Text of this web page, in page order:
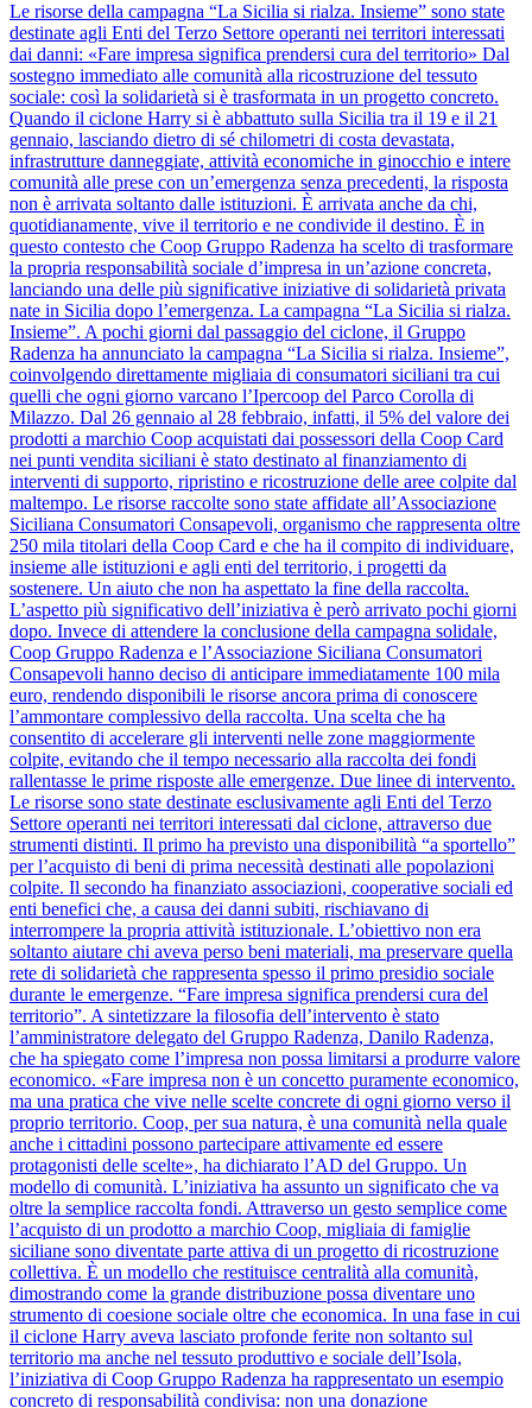
Le risorse della campagna “La Sicilia si rialza. Insieme” sono state
destinate agli Enti del Terzo Settore operanti nei territori interessati
dai danni: «Fare impresa significa prendersi cura del territorio» Dal
sostegno immediato alle comunità alla ricostruzione del tessuto
sociale: così la solidarietà si è trasformata in un progetto concreto.
Quando il ciclone Harry si è abbattuto sulla Sicilia tra il 19 e il 21
gennaio, lasciando dietro di sé chilometri di costa devastata,
infrastrutture danneggiate, attività economiche in ginocchio e intere
comunità alle prese con un’emergenza senza precedenti, la risposta
non è arrivata soltanto dalle istituzioni. È arrivata anche da chi,
quotidianamente, vive il territorio e ne condivide il destino. È in
questo contesto che Coop Gruppo Radenza ha scelto di trasformare
la propria responsabilità sociale d’impresa in un’azione concreta,
lanciando una delle più significative iniziative di solidarietà privata
nate in Sicilia dopo l’emergenza. La campagna “La Sicilia si rialza.
Insieme”. A pochi giorni dal passaggio del ciclone, il Gruppo
Radenza ha annunciato la campagna “La Sicilia si rialza. Insieme”,
coinvolgendo direttamente migliaia di consumatori siciliani tra cui
quelli che ogni giorno varcano l’Ipercoop del Parco Corolla di
Milazzo. Dal 26 gennaio al 28 febbraio, infatti, il 5% del valore dei
prodotti a marchio Coop acquistati dai possessori della Coop Card
nei punti vendita siciliani è stato destinato al finanziamento di
interventi di supporto, ripristino e ricostruzione delle aree colpite dal
maltempo. Le risorse raccolte sono state affidate all’Associazione
Siciliana Consumatori Consapevoli, organismo che rappresenta oltre
250 mila titolari della Coop Card e che ha il compito di individuare,
insieme alle istituzioni e agli enti del territorio, i progetti da
sostenere. Un aiuto che non ha aspettato la fine della raccolta.
L’aspetto più significativo dell’iniziativa è però arrivato pochi giorni
dopo. Invece di attendere la conclusione della campagna solidale,
Coop Gruppo Radenza e l’Associazione Siciliana Consumatori
Consapevoli hanno deciso di anticipare immediatamente 100 mila
euro, rendendo disponibili le risorse ancora prima di conoscere
l’ammontare complessivo della raccolta. Una scelta che ha
consentito di accelerare gli interventi nelle zone maggiormente
colpite, evitando che il tempo necessario alla raccolta dei fondi
rallentasse le prime risposte alle emergenze. Due linee di intervento.
Le risorse sono state destinate esclusivamente agli Enti del Terzo
Settore operanti nei territori interessati dal ciclone, attraverso due
strumenti distinti. Il primo ha previsto una disponibilità “a sportello”
per l’acquisto di beni di prima necessità destinati alle popolazioni
colpite. Il secondo ha finanziato associazioni, cooperative sociali ed
enti benefici che, a causa dei danni subiti, rischiavano di
interrompere la propria attività istituzionale. L’obiettivo non era
soltanto aiutare chi aveva perso beni materiali, ma preservare quella
rete di solidarietà che rappresenta spesso il primo presidio sociale
durante le emergenze. “Fare impresa significa prendersi cura del
territorio”. A sintetizzare la filosofia dell’intervento è stato
l’amministratore delegato del Gruppo Radenza, Danilo Radenza,
che ha spiegato come l’impresa non possa limitarsi a produrre valore
economico. «Fare impresa non è un concetto puramente economico,
ma una pratica che vive nelle scelte concrete di ogni giorno verso il
proprio territorio. Coop, per sua natura, è una comunità nella quale
anche i cittadini possono partecipare attivamente ed essere
protagonisti delle scelte», ha dichiarato l’AD del Gruppo. Un
modello di comunità. L’iniziativa ha assunto un significato che va
oltre la semplice raccolta fondi. Attraverso un gesto semplice come
l’acquisto di un prodotto a marchio Coop, migliaia di famiglie
siciliane sono diventate parte attiva di un progetto di ricostruzione
collettiva. È un modello che restituisce centralità alla comunità,
dimostrando come la grande distribuzione possa diventare uno
strumento di coesione sociale oltre che economica. In una fase in cui
il ciclone Harry aveva lasciato profonde ferite non soltanto sul
territorio ma anche nel tessuto produttivo e sociale dell’Isola,
l’iniziativa di Coop Gruppo Radenza ha rappresentato un esempio
concreto di responsabilità condivisa: non una donazione